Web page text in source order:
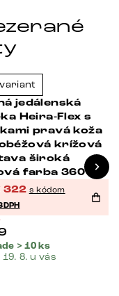
jedálenská
Heira-Flex s
pravá koža
krížová
široká
farba 360°
vrecková
322 s kódom
> 10 ks
19. 8. u vás